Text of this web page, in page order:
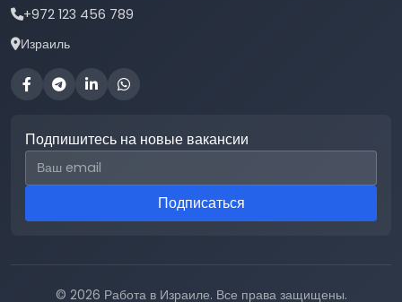
+972 123 456 789
Израиль
Подпишитесь на новые вакансии
Email для подписки
Подписаться
© 2026 Работа в Израиле. Все права защищены.